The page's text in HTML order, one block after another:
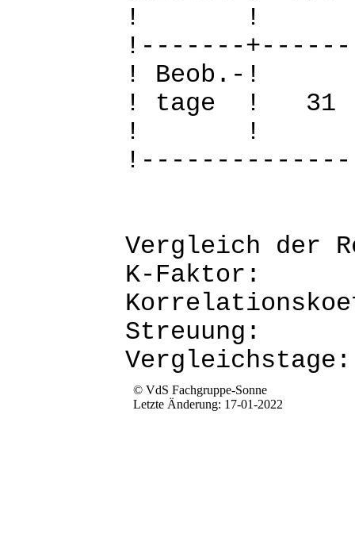
!
!-------
!
! tage !
!
Vergleich der
K-
© VdS Fachgruppe-Sonne
Letzte Änderung: 17-01-2022